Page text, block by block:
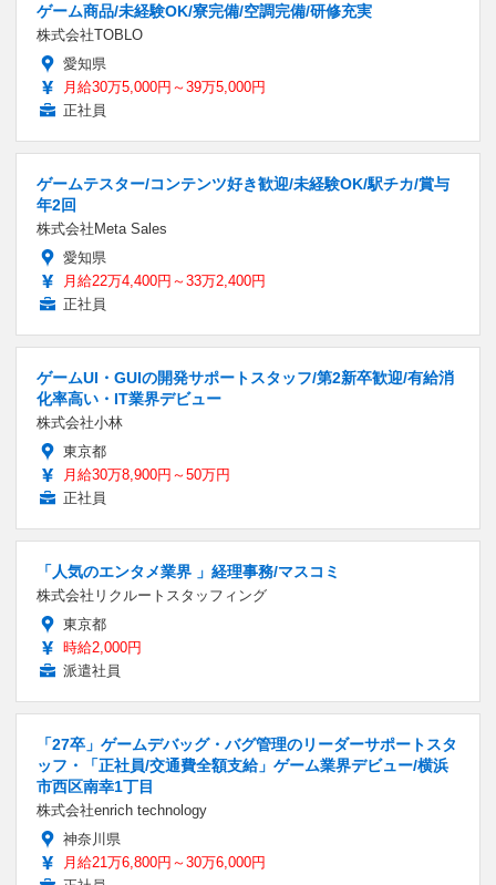
ゲーム商品/未経験OK/寮完備/空調完備/研修充実
株式会社TOBLO
愛知県
月給30万5,000円～39万5,000円
正社員
ゲームテスター/コンテンツ好き歓迎/未経験OK/駅チカ/賞与
年2回
株式会社Meta Sales
愛知県
月給22万4,400円～33万2,400円
正社員
ゲームUI・GUIの開発サポートスタッフ/第2新卒歓迎/有給消
化率高い・IT業界デビュー
株式会社小林
東京都
月給30万8,900円～50万円
正社員
「人気のエンタメ業界 」経理事務/マスコミ
株式会社リクルートスタッフィング
東京都
時給2,000円
派遣社員
「27卒」ゲームデバッグ・バグ管理のリーダーサポートスタ
ッフ・「正社員/交通費全額支給」ゲーム業界デビュー/横浜
市西区南幸1丁目
株式会社enrich technology
神奈川県
月給21万6,800円～30万6,000円